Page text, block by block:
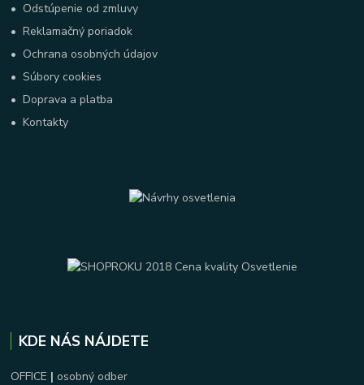
• Odstúpenie od zmluvy
•Reklamačný poriadok
• Ochrana osobných údajov
•Súbory cookies
•Doprava a platba
•Kontakty
KDE NÁS NÁJDETE
OFFICE | osobný odber